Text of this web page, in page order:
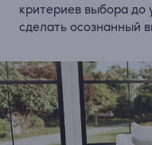
критериев выбора до
сделать осознанный